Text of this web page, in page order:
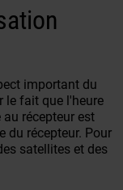
important du
le fait que l'heure
récepteur est
du récepteur. Pour
satellites et des